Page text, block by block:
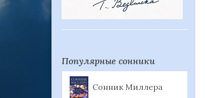
Популярные сонники
Сонник Миллера